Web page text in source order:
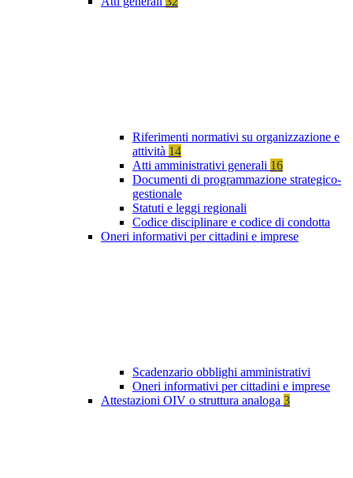
Riferimenti normativi su organizzazione e
attività 14
Atti amministrativi generali 16
Documenti di programmazione strategico-
gestionale
Statuti e leggi regionali
Codice disciplinare e codice di condotta
Oneri informativi per cittadini e imprese
Scadenzario obblighi amministrativi
Oneri informativi per cittadini e imprese
Attestazioni OIV o struttura analoga 3